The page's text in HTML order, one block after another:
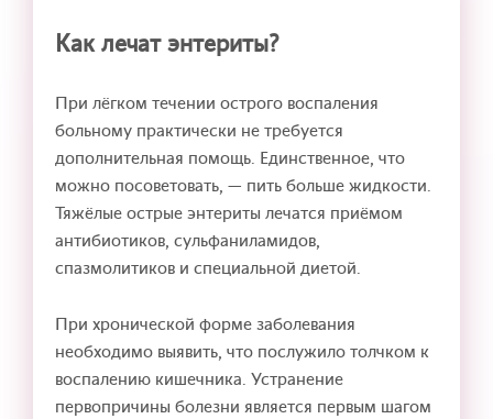
Как лечат энтериты?
При лёгком течении острого воспаления
больному практически не требуется
дополнительная помощь. Единственное, что
можно посоветовать, — пить больше жидкости.
Тяжёлые острые энтериты лечатся приёмом
антибиотиков, сульфаниламидов,
спазмолитиков и специальной диетой.
При хронической форме заболевания
необходимо выявить, что послужило толчком к
воспалению кишечника. Устранение
первопричины болезни является первым шагом